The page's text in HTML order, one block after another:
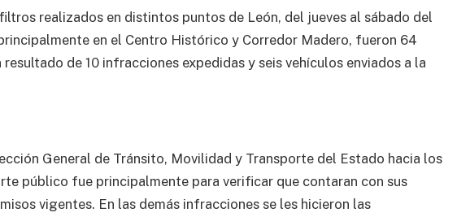
realizados en distintos puntos de León, del jueves al sábado del
en el Centro Histórico y Corredor Madero, fueron 64
resultado de 10 infracciones expedidas y seis vehículos enviados a la
General de Tránsito, Movilidad y Transporte del Estado hacia los
público fue principalmente para verificar que contaran con sus
vigentes. En las demás infracciones se les hicieron las